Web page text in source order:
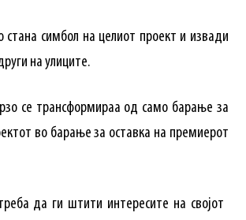
стана симбол на целиот проект и извади
на улиците.
се трансформираа од само барање за
во барање за оставка на премиерот
да ги штити интересите на својот